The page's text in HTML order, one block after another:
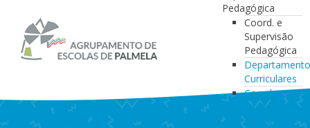
Pedagógica
Coord. e
Supervisão
Pedagógica
Curriculares
Coordenação
da Direção
de Turma